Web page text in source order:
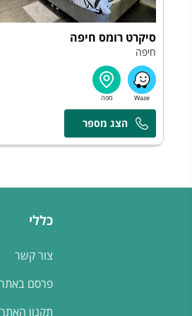
סיקרט רומס חיפה
חיפה
מרכז הזמנות
כללי
צור קשר
פרסם באתר
תקנון האתר